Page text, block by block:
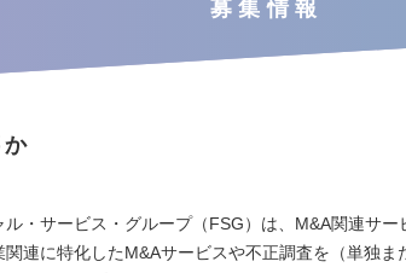
募集情報
ル・サービス・グループ（FSG）は、M&A関連サ
関連に特化したM&Aサービスや不正調査を（単独ま